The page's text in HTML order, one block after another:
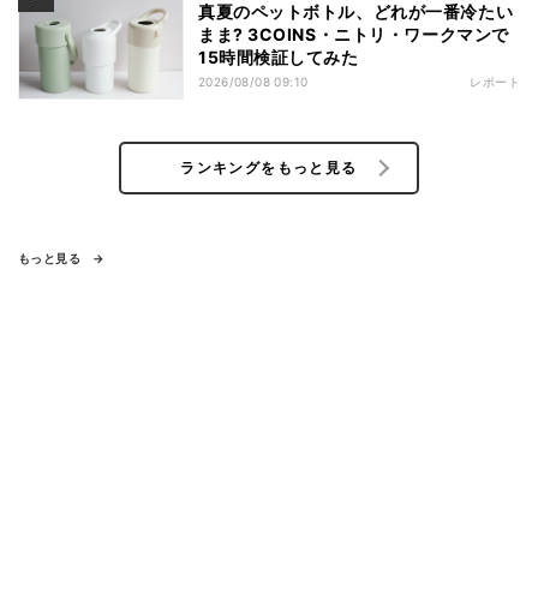
真夏のペットボトル、どれが一番冷たい
まま? 3COINS・ニトリ・ワークマンで
15時間検証してみた
2026/08/08 09:10 レポート
ランキングをもっと見る
もっと見る